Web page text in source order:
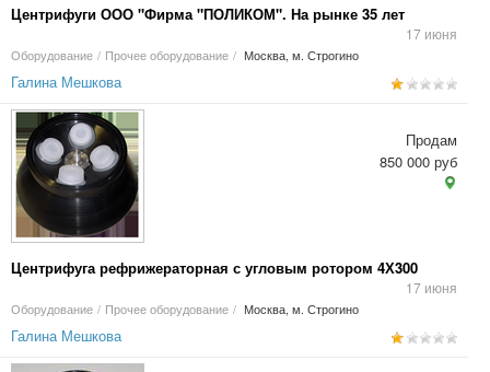
Центрифуги ООО "Фирма "ПОЛИКОМ". На рынке 35 лет
17 июня
Оборудование / Прочее оборудование / Москва, м. Строгино
Галина Мешкова
Центрифуга рефрижераторная с угловым ротором 4Х300
17 июня
Оборудование / Прочее оборудование / Москва, м. Строгино
Продам
850 000 руб
Галина Мешкова